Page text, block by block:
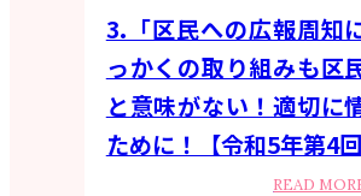
3.「区民への広報周知
っかくの取り組みも区
と意味がない！適切に
ために！【令和5年第4回
READ